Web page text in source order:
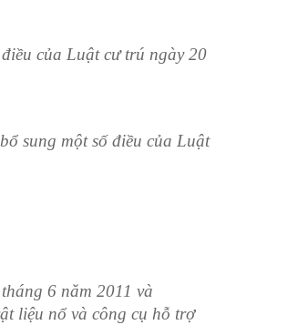
điều của Luật cư trú ngày 20
sung một số điều của Luật
áng 6 năm 2011 và
liệu nổ và công cụ hỗ trợ